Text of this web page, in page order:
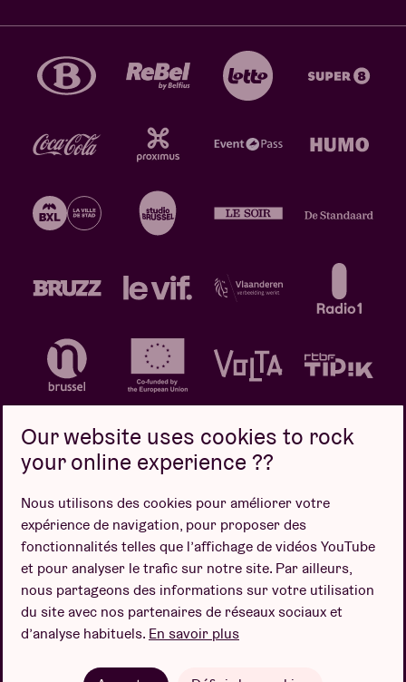
Politique de confidentialité
Politique de cookies
Conditions de vente
Design par
Our website uses cookies to rock
your online experience ??
Nous utilisons des cookies pour améliorer votre
expérience de navigation, pour proposer des
fonctionnalités telles que l’affichage de vidéos YouTube
et pour analyser le trafic sur notre site. Par ailleurs,
nous partageons des informations sur votre utilisation
du site avec nos partenaires de réseaux sociaux et
d’analyse habituels. En savoir plus